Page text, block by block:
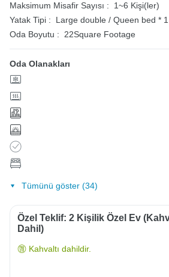
Maksimum Misafir Sayısı :
1~6 Kişi(ler)
Yatak Tipi :
Large double / Queen bed * 1
Oda Boyutu : 22Square Footage
Oda Olanakları
Tümünü göster (34)
Özel Teklif: 2 Kişilik Özel Ev
Dahil)
Kahvaltı dahildir.